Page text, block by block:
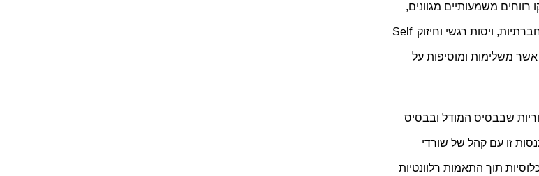
בינהם: הרחבת רפרטואר תנועתי ומעבר גמיש יותר בין מצבי עצמי, שיפור מיומנויות חברתיות, ויסות רגשי וחיזוק Self
Agency. כמו כן מצאנו כי הסטודיו ממלא פונקציות טיפוליות מיוחדות בתוך המערכת, אשר משלימות ומוסיפות על
אנו מבקשים לחלוק את נסיוננו ביישום המודל, לגעת בהבנה שלנו את המושגים והתאוריות שבבסיס המודל ובבסיס
טראומה. המודל נבנה כמודל על-אבחנתי ויוכל להיות מיושם בעוד מקומות ועם עוד אוכלוסיות תוך התאמות רלוונטיות